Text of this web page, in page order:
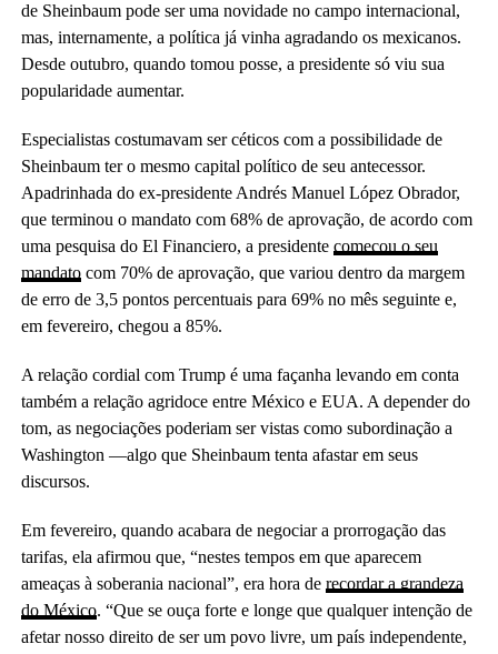
de Sheinbaum pode ser uma novidade no campo internacional,
mas, internamente, a política já vinha agradando os mexicanos.
Desde outubro, quando tomou posse, a presidente só viu sua
popularidade aumentar.
Especialistas costumavam ser céticos com a possibilidade de
Sheinbaum ter o mesmo capital político de seu antecessor.
Apadrinhada do ex-presidente Andrés Manuel López Obrador,
que terminou o mandato com 68% de aprovação, de acordo com
uma pesquisa do El Financiero, a presidente começou o seu
mandatocom 70% de aprovação, que variou dentro da margem
de erro de 3,5 pontos percentuais para 69% no mês seguinte e,
em fevereiro, chegou a 85%.
A relação cordial com Trump é uma façanha levando em conta
também a relação agridoce entre México e EUA. A depender do
tom, as negociações poderiam ser vistas como subordinação a
Washington —algo que Sheinbaum tenta afastar em seus
discursos.
Em fevereiro, quando acabara de negociar a prorrogação das
tarifas, ela afirmou que, “nestes tempos em que aparecem
ameaças à soberania nacional”, era hora de recordar a grandeza
do México. “Que se ouça forte e longe que qualquer intenção de
afetar nosso direito de ser um povo livre, um país independente,